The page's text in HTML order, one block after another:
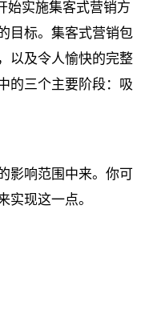
始实施集客式营销方
目标。集客式营销包
以及令人愉快的完整
的三个主要阶段：吸
影响范围中来。你可
实现这一点。